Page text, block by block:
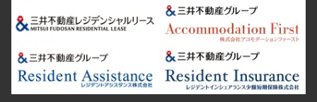
市ヶ谷・神楽坂・飯田橋
三田・芝・浜松町
芝浦・汐留・品川
月島・勝どき・豊洲
本郷・春日・小石川
目白・高田馬場・早稲田
池尻大橋・三軒茶屋
祐天寺・学芸大学・自由が丘
駒沢・用賀・二子玉川
成城・砧
池袋・板橋・王子
江東区 台東区 墨田区
中野区
豊島区
杉並区 板橋区 練馬区 荒川区
足立区
葛飾区
江戸川区